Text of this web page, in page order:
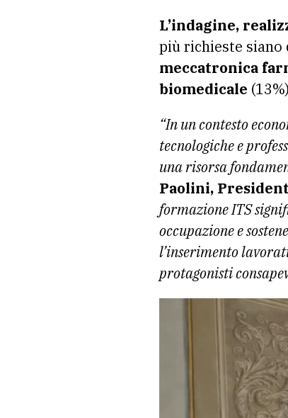
L’indagine,
più richieste siano
meccatronica
biomedicale
“In un contesto
tecnologiche e
una risorsa
Paolini,
formazione ITS
occupazione e
l’inserimento
protagonisti